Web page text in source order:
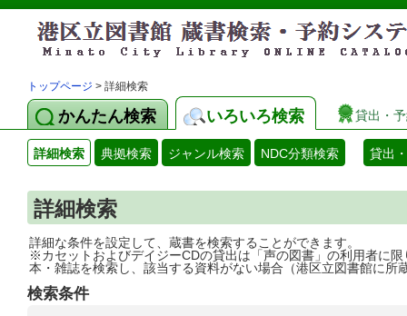
トップページ > 詳細検索
かんたん検索 いろいろ検索 貸出・
詳細検索 典拠検索 ジャンル検索 NDC分類検索 貸出
詳細検索
詳細な条件を設定して、蔵書を検索することができます。
※カセットおよびデイジーCDの貸出は「声の図書」の利用者に限
本・雑誌を検索し、該当する資料がない場合（港区立図書館に所
検索条件